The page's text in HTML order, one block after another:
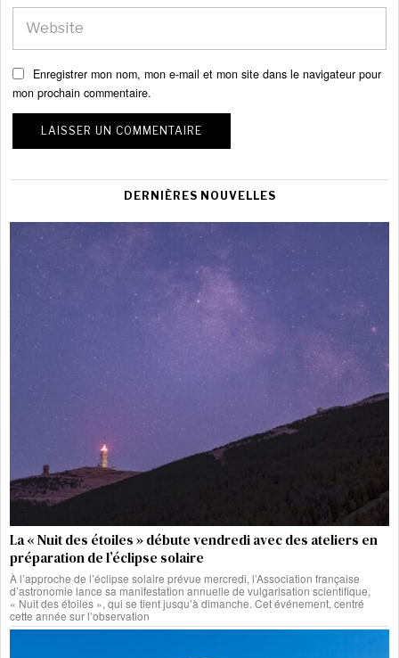
Enregistrer mon nom, mon e-mail et mon site dans le navigateur pour
mon prochain commentaire.
DERNIÈRES NOUVELLES
La « Nuit des étoiles » débute vendredi avec des ateliers en
préparation de l’éclipse solaire
À l’approche de l’éclipse solaire prévue mercredi, l’Association française
d’astronomie lance sa manifestation annuelle de vulgarisation scientifique,
« Nuit des étoiles », qui se tient jusqu’à dimanche. Cet événement, centré
cette année sur l’observation